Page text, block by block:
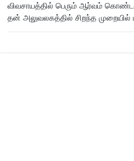
விவசாயத்தில் பெரும் ஆர்வம்
தன் அலுவலகத்தில் சிறந்த